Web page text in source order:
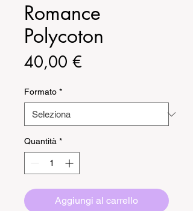
Romance
Polycoton
40,00 €
Formato *
Quantità *
Aggiungi al carrello